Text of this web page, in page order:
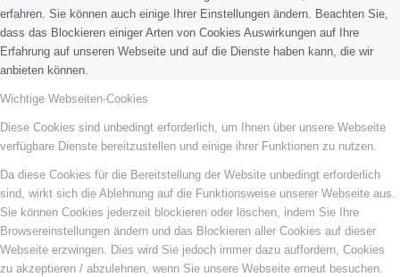
erfahren. Sie können auch einige Ihrer Einstellungen ändern. Beachten Sie,
dass das Blockieren einiger Arten von Cookies Auswirkungen auf Ihre
Erfahrung auf unseren Webseite und auf die Dienste haben kann, die wir
anbieten können.
Wichtige Webseiten-Cookies
Diese Cookies sind unbedingt erforderlich, um Ihnen über unsere Webseite
verfügbare Dienste bereitzustellen und einige ihrer Funktionen zu nutzen.
Da diese Cookies für die Bereitstellung der Website unbedingt erforderlich
sind, wirkt sich die Ablehnung auf die Funktionsweise unserer Webseite aus.
Sie können Cookies jederzeit blockieren oder löschen, indem Sie Ihre
Browsereinstellungen ändern und das Blockieren aller Cookies auf dieser
Webseite erzwingen. Dies wird Sie jedoch immer dazu auffordern, Cookies
zu akzeptieren / abzulehnen, wenn Sie unsere Webseite erneut besuchen.